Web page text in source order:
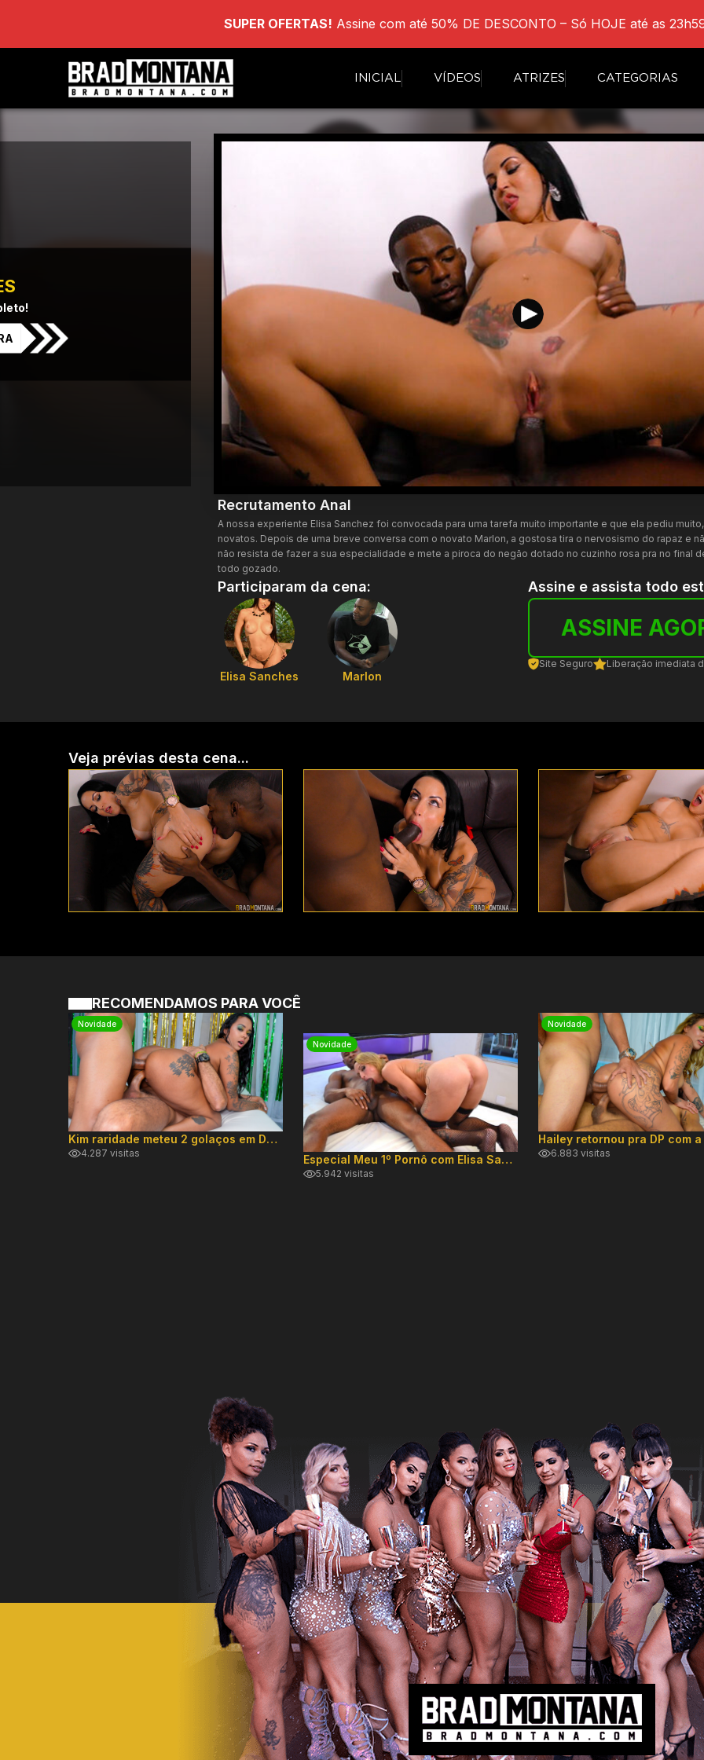
SUPER OFERTAS! Assine com até 50% DE DESCONTO – Só HOJE até as
INICIAL VÍDEOS ATRIZES CATEGORIAS
Recrutamento Anal
A nossa experiente Elisa Sanchez foi convocada para uma tarefa muito importante e que ela pediu
novatos. Depois de uma breve conversa com o novato Marlon, a gostosa tira o nervosismo do rapaz e
não resista de fazer a sua especialidade e mete a piroca do negão dotado no cuzinho rosa pra no final
todo gozado.
Participaram da cena:
Elisa Sanches Marlon
Assine e assista todo
ASSINE
Site Seguro Liberação imediata
Veja prévias desta cena...
RECOMENDAMOS PARA VOCÊ
Novidade
Kim raridade meteu 2 golaços em DP hard!
4.287 visitas
Novidade
Especial Meu 1º Pornô com Elisa Sanches
5.942 visitas
Novidade
6.883 visitas